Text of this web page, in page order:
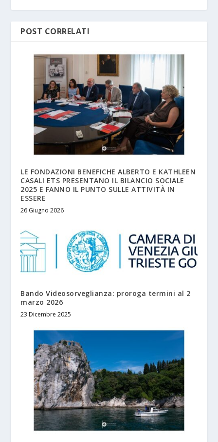
POST CORRELATI
LE FONDAZIONI BENEFICHE ALBERTO E KATHLEEN
CASALI ETS PRESENTANO IL BILANCIO SOCIALE
2025 E FANNO IL PUNTO SULLE ATTIVITÀ IN
ESSERE
26 Giugno 2026
Bando Videosorveglianza: proroga termini al 2
marzo 2026
23 Dicembre 2025